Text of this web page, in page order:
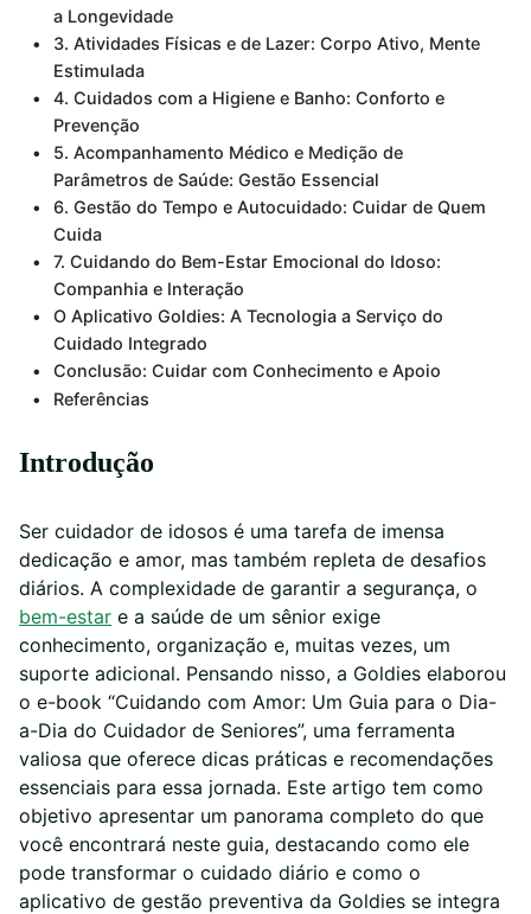
a Longevidade
3. Atividades Físicas e de Lazer: Corpo Ativo, Mente
Estimulada
4. Cuidados com a Higiene e Banho: Conforto e
Prevenção
5. Acompanhamento Médico e Medição de
Parâmetros de Saúde: Gestão Essencial
6. Gestão do Tempo e Autocuidado: Cuidar de Quem
Cuida
7. Cuidando do Bem-Estar Emocional do Idoso:
Companhia e Interação
O Aplicativo Goldies: A Tecnologia a Serviço do
Cuidado Integrado
Conclusão: Cuidar com Conhecimento e Apoio
Referências
Introdução
Ser cuidador de idosos é uma tarefa de imensa
dedicação e amor, mas também repleta de desafios
diários. A complexidade de garantir a segurança, o
bem-estar e a saúde de um sênior exige
conhecimento, organização e, muitas vezes, um
suporte adicional. Pensando nisso, a Goldies elaborou
o e-book “Cuidando com Amor: Um Guia para o Dia-
a-Dia do Cuidador de Seniores”, uma ferramenta
valiosa que oferece dicas práticas e recomendações
essenciais para essa jornada. Este artigo tem como
objetivo apresentar um panorama completo do que
você encontrará neste guia, destacando como ele
pode transformar o cuidado diário e como o
aplicativo de gestão preventiva da Goldies se integra